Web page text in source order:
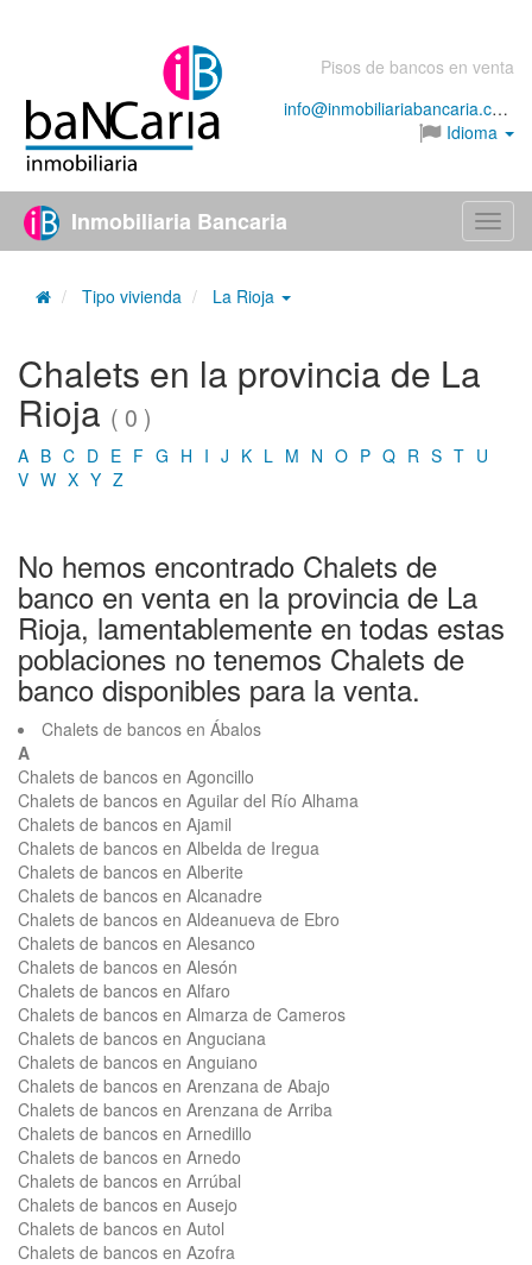
Pisos de bancos en venta
info@inmobiliariabancaria.com
Idioma
Menú
Inmobiliaria Bancaria
Tipo vivienda La Rioja
Chalets en la provincia de La
Rioja ( 0 )
A B C D E F G H I J K L M N O P Q R S T U
V W X Y Z
No hemos encontrado Chalets de
banco en venta en la provincia de La
Rioja, lamentablemente en todas estas
poblaciones no tenemos Chalets de
banco disponibles para la venta.
Chalets de bancos en Ábalos
A
Chalets de bancos en Agoncillo
Chalets de bancos en Aguilar del Río Alhama
Chalets de bancos en Ajamil
Chalets de bancos en Albelda de Iregua
Chalets de bancos en Alberite
Chalets de bancos en Alcanadre
Chalets de bancos en Aldeanueva de Ebro
Chalets de bancos en Alesanco
Chalets de bancos en Alesón
Chalets de bancos en Alfaro
Chalets de bancos en Almarza de Cameros
Chalets de bancos en Anguciana
Chalets de bancos en Anguiano
Chalets de bancos en Arenzana de Abajo
Chalets de bancos en Arenzana de Arriba
Chalets de bancos en Arnedillo
Chalets de bancos en Arnedo
Chalets de bancos en Arrúbal
Chalets de bancos en Ausejo
Chalets de bancos en Autol
Chalets de bancos en Azofra